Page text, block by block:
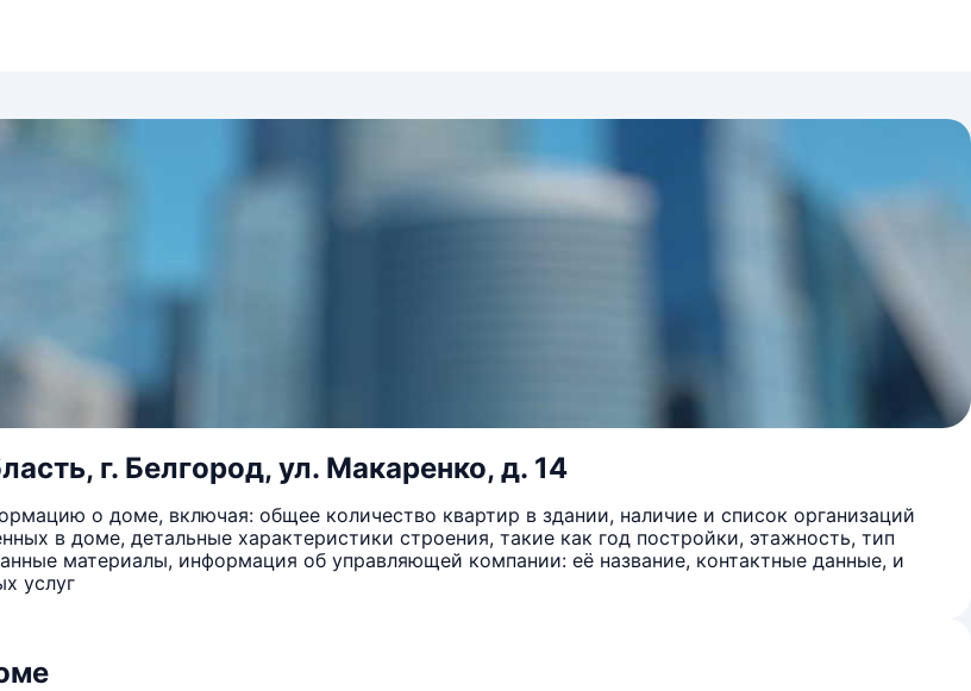
г. Белгород, ул. Макаренко, д. 14
о доме, включая: общее количество квартир в здании, наличие и список организаций
в доме, детальные характеристики строения, такие как год постройки, этажность, тип
материалы, информация об управляющей компании: её название, контактные данные, и
услуг